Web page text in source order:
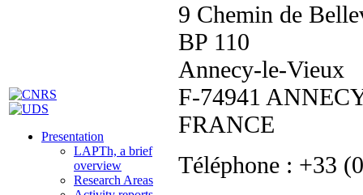
Presentation
LAPTh, a brief
overview
Research Areas
9 Chemin de
BP 110
Annecy-le-Vieux
F-74941
FRANCE
Téléphone : +33